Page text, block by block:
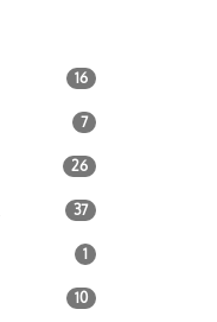
16
7
26
37
1
10